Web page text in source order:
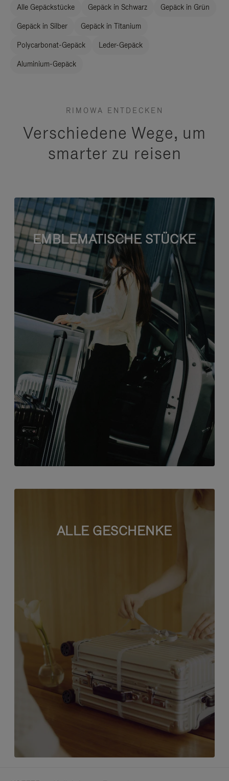
Alle Gepäckstücke Gepäck in Schwarz Gepäck in Grün
Gepäck in Silber Gepäck in Titanium
Polycarbonat-Gepäck Leder-Gepäck
Aluminium-Gepäck
RIMOWA ENTDECKEN
Verschiedene Wege, um
smarter zu reisen
EMBLEMATISCHE STÜCKE
ALLE GESCHENKE